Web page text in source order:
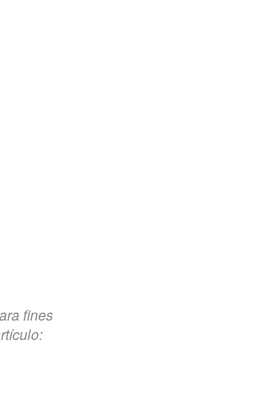
fines